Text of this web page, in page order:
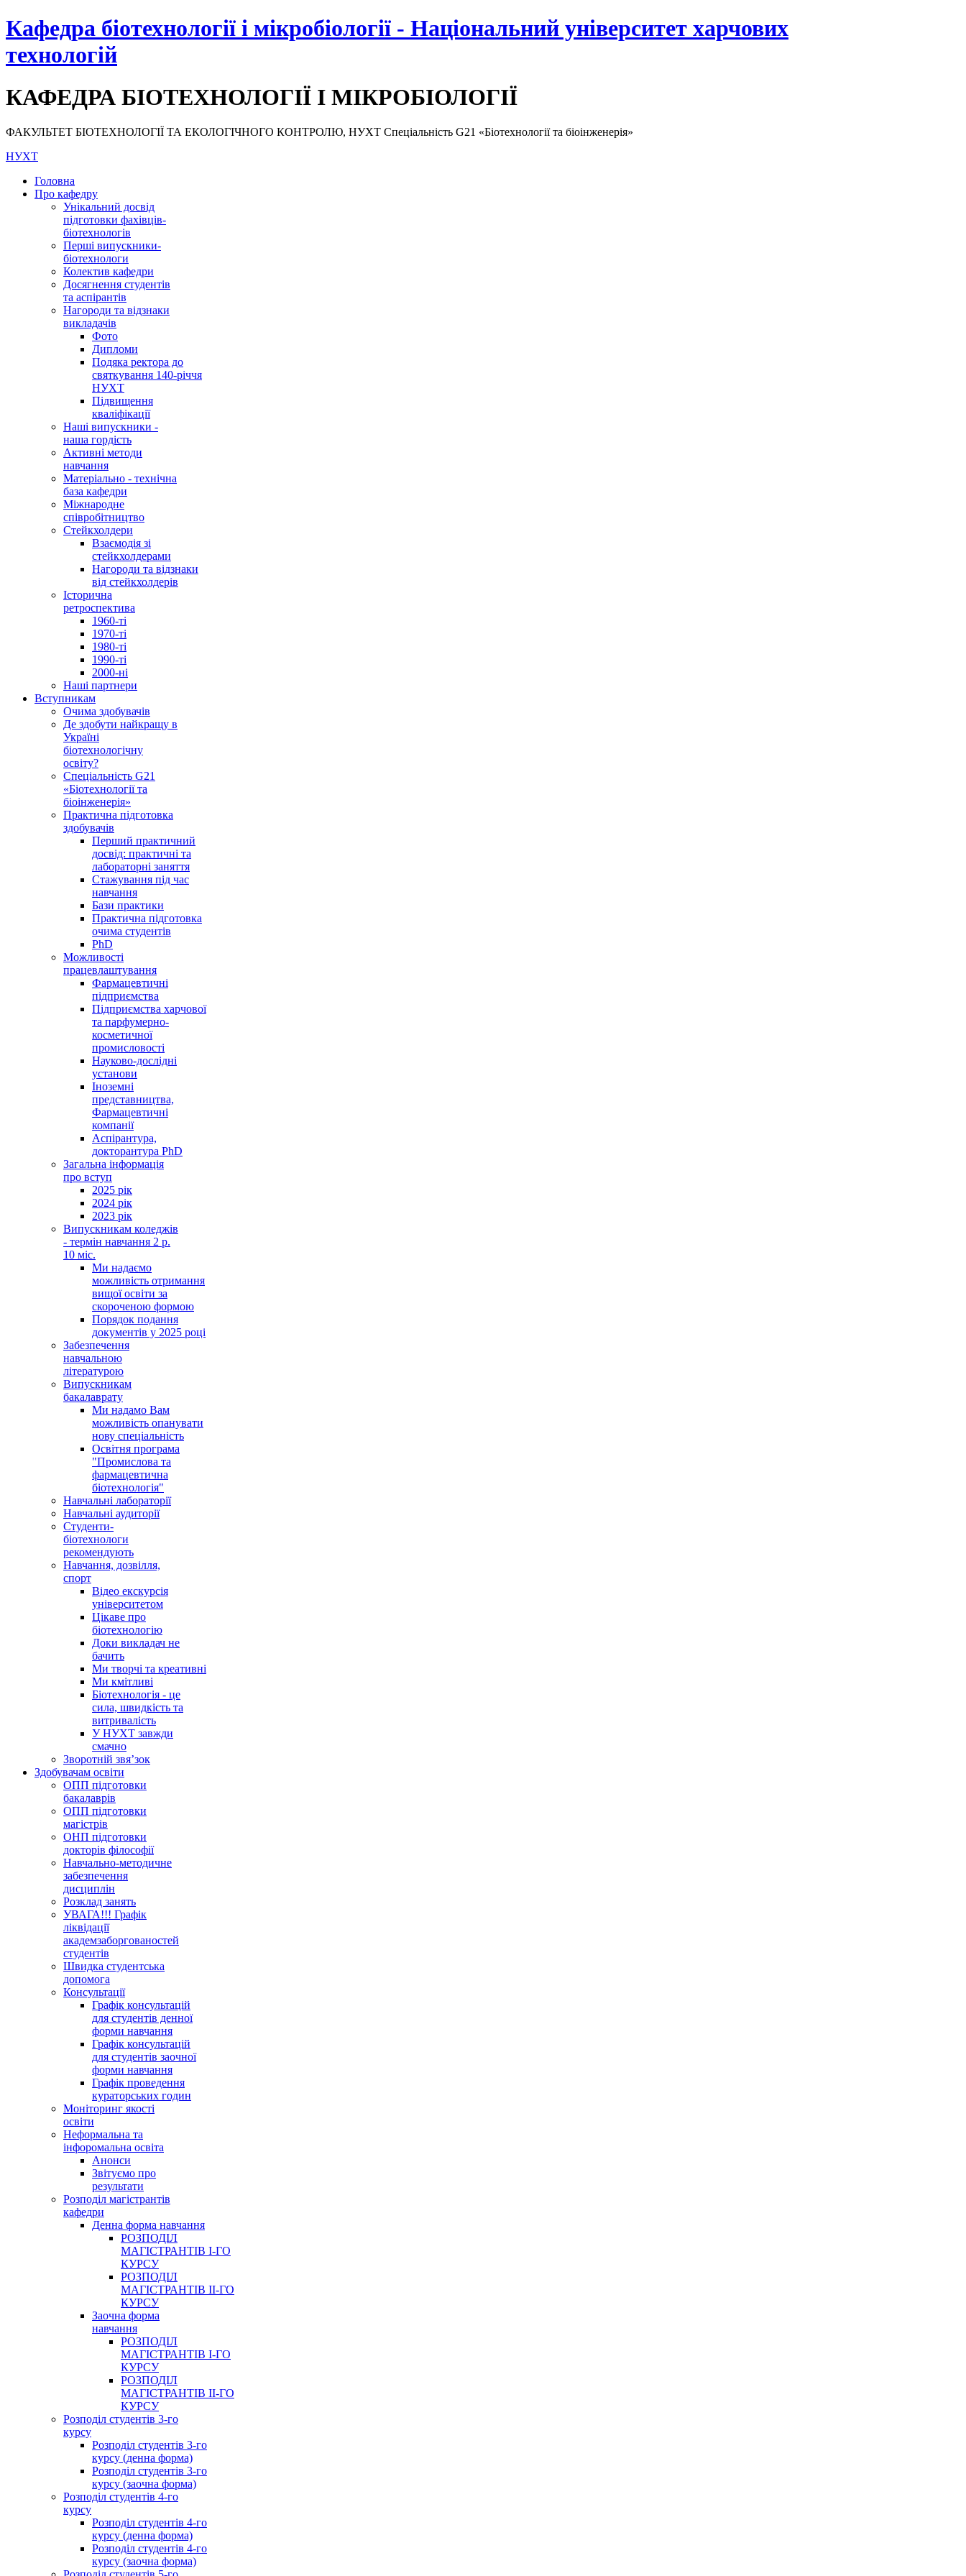
Кафедра біотехнології і мікробіології - Національний університет харчових
технологій
КАФЕДРА БІОТЕХНОЛОГІЇ І МІКРОБІОЛОГІЇ
ФАКУЛЬТЕТ БІОТЕХНОЛОГІЇ ТА ЕКОЛОГІЧНОГО КОНТРОЛЮ, НУХТ Спеціальність G21 «Біотехнології та біоінженерія»
НУХТ
Головна
Про кафедру
Унікальний досвід
підготовки фахівців-
біотехнологів
Перші випускники-
біотехнологи
Колектив кафедри
Досягнення студентів
та аспірантів
Нагороди та відзнаки
викладачів
Фото
Дипломи
Подяка ректора до
святкування 140-річчя
НУХТ
Підвищення
кваліфікації
Наші випускники -
наша гордість
Активні методи
навчання
Матеріально - технічна
база кафедри
Міжнародне
співробітництво
Стейкхолдери
Взаємодія зі
стейкхолдерами
Нагороди та відзнаки
від стейкхолдерів
Історична
ретроспектива
1960-ті
1970-ті
1980-ті
1990-ті
2000-ні
Наші партнери
Вступникам
Очима здобувачів
Де здобути найкращу в
Україні
біотехнологічну
освіту?
Спеціальність G21
«Біотехнології та
біоінженерія»
Практична підготовка
здобувачів
Перший практичний
досвід: практичні та
лабораторні заняття
Стажування під час
навчання
Бази практики
Практична підготовка
очима студентів
PhD
Можливості
працевлаштування
Фармацевтичні
підприємства
Підприємства харчової
та парфумерно-
косметичної
промисловості
Науково-дослідні
установи
Іноземні
представництва,
Фармацевтичні
компанії
Аспірантура,
докторантура PhD
Загальна інформація
про вступ
2025 рік
2024 рік
2023 рік
Випускникам коледжів
- термін навчання 2 р.
10 міс.
Ми надаємо
можливість отримання
вищої освіти за
скороченою формою
Порядок подання
документів у 2025 році
Забезпечення
навчальною
літературою
Випускникам
бакалаврату
Ми надамо Вам
можливість опанувати
нову спеціальність
Освітня програма
"Промислова та
фармацевтична
біотехнологія"
Навчальні лабораторії
Навчальні аудиторії
Студенти-
біотехнологи
рекомендують
Навчання, дозвілля,
спорт
Відео екскурсія
університетом
Цікаве про
біотехнологію
Доки викладач не
бачить
Ми творчі та креативні
Ми кмітливі
Біотехнологія - це
сила, швидкість та
витривалість
У НУХТ завжди
смачно
Зворотній звя’зок
Здобувачам освіти
ОПП підготовки
бакалаврів
ОПП підготовки
магістрів
ОНП підготовки
докторів філософії
Навчально-методичне
забезпечення
дисциплін
Розклад занять
УВАГА!!! Графік
ліквідації
академзаборгованостей
студентів
Швидка студентська
допомога
Консультації
Графік консультацій
для студентів денної
форми навчання
Графік консультацій
для студентів заочної
форми навчання
Графік проведення
кураторських годин
Моніторинг якості
освіти
Неформальна та
інфоромальна освіта
Анонси
Звітуємо про
результати
Розподіл магістрантів
кафедри
Денна форма навчання
РОЗПОДІЛ
МАГІСТРАНТІВ І-ГО
КУРСУ
РОЗПОДІЛ
МАГІСТРАНТІВ ІІ-ГО
КУРСУ
Заочна форма
навчання
РОЗПОДІЛ
МАГІСТРАНТІВ І-ГО
КУРСУ
РОЗПОДІЛ
МАГІСТРАНТІВ ІІ-ГО
КУРСУ
Розподіл студентів 3-го
курсу
Розподіл студентів 3-го
курсу (денна форма)
Розподіл студентів 3-го
курсу (заочна форма)
Розподіл студентів 4-го
курсу
Розподіл студентів 4-го
курсу (денна форма)
Розподіл студентів 4-го
курсу (заочна форма)